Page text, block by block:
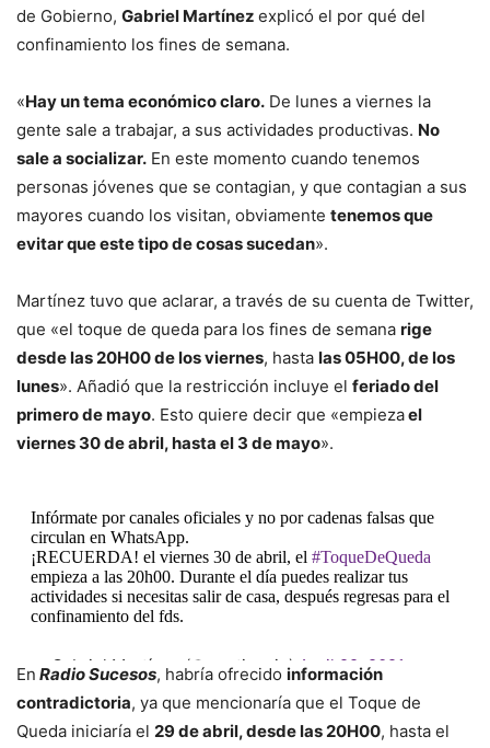
de Gobierno, Gabriel Martínez explicó el por qué del
confinamiento los fines de semana.
«Hay un tema económico claro. De lunes a viernes la
gente sale a trabajar, a sus actividades productivas. No
sale a socializar. En este momento cuando tenemos
personas jóvenes que se contagian, y que contagian a sus
mayores cuando los visitan, obviamente tenemos que
evitar que este tipo de cosas sucedan».
Martínez tuvo que aclarar, a través de su cuenta de Twitter,
que «el toque de queda para los fines de semana rige
desde las 20H00 de los viernes, hasta las 05H00, de los
lunes». Añadió que la restricción incluye el feriado del
primero de mayo. Esto quiere decir que «empiezael
viernes 30 de abril, hasta el 3 de mayo».
Infórmate por canales oficiales y no por cadenas falsas que
circulan en WhatsApp.
¡RECUERDA! el viernes 30 de abril, el #ToqueDeQueda
empieza a las 20h00. Durante el día puedes realizar tus
actividades si necesitas salir de casa, después regresas para el
confinamiento del fds.
— Gabriel Martínez (@martinezjg)April 29, 2021
En Radio Sucesos, habría ofrecido información
contradictoria, ya que mencionaría que el Toque de
Queda iniciaría el 29 de abril, desde las 20H00, hasta el